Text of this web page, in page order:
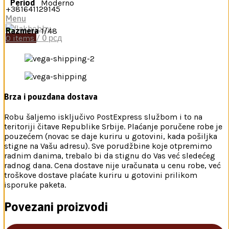
+381641129145
Menu
0 items / 0 рсд
Period Moderno
Razmera 1/48
Brza i pouzdana dostava
Robu šaljemo isključivo PostExpress službom i to na
teritoriji čitave Republike Srbije. Plaćanje poručene robe je
pouzećem (novac se daje kuriru u gotovini, kada pošiljka
stigne na Vašu adresu). Sve porudžbine koje otpremimo
radnim danima, trebalo bi da stignu do Vas već sledećeg
radnog dana. Cena dostave nije uračunata u cenu robe, već
troškove dostave plaćate kuriru u gotovini prilikom
isporuke paketa.
Povezani proizvodi